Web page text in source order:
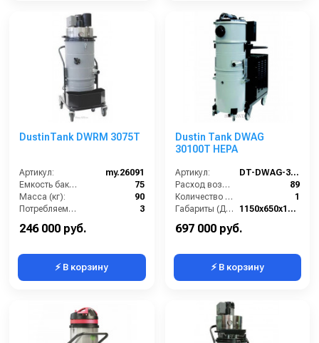
DustinTank DWRM 3075T
Артикул:
my.26091
Емкость бака для мусора (л):
75
Масса (кг):
90
Потребляемая мощность (кВт):
3
246 000 руб.
⚡ В корзину
Dustin Tank DWAG
30100T HEPA
Артикул:
DT-DWAG-30100T-HEPA
Расход воздуха (л/сек):
89
Количество всасывающих турбин (шт):
1
Габариты (ДхШхВ):
1150х650х1600
697 000 руб.
⚡ В корзину